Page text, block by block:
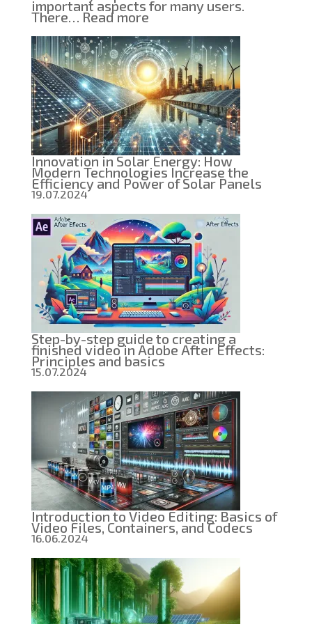
important aspects for many users.
There…Read more:
Everything
you
need
to
know
about
AGM
batteries:
Technology,
Comparison
and
Benefits
Innovation in Solar Energy: How
Modern Technologies Increase the
Efficiency and Power of Solar Panels
19.07.2024
Step-by-step guide to creating a
finished video in Adobe After Effects:
Principles and basics
15.07.2024
Introduction to Video Editing: Basics of
Video Files, Containers, and Codecs
16.06.2024